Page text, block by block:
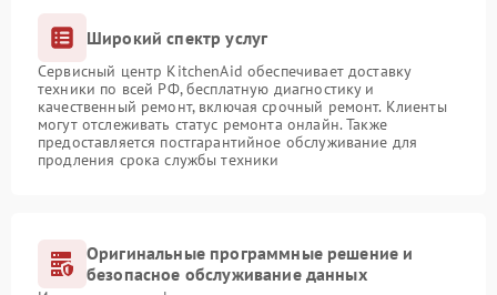
Широкий спектр услуг
Сервисный центр KitchenAid обеспечивает доставку
техники по всей РФ, бесплатную диагностику и
качественный ремонт, включая срочный ремонт. Клиенты
могут отслеживать статус ремонта онлайн. Также
предоставляется постгарантийное обслуживание для
продления срока службы техники
Оригинальные программные решение и
безопасное обслуживание данных